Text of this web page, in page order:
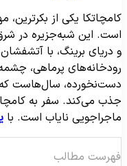
یکی از بکرترین،
این شبه‌جزیره در شرق
دریای برینگ، با
پرماهی،
سال‌هاست که
می‌کند. سفر به
نایاب است. با
مطالب